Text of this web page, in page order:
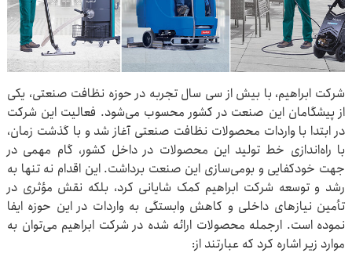
شرکت ابراهیم، با بیش از سی سال تجربه در حوزه نظافت صنعتی، یکی
از پیشگامان این صنعت در کشور محسوب می‌شود. فعالیت این شرکت
در ابتدا با واردات محصولات نظافت صنعتی آغاز شد و با گذشت زمان،
با راه‌اندازی خط تولید این محصولات در داخل کشور، گام مهمی در
جهت خودکفایی و بومی‌سازی این صنعت برداشت. این اقدام نه تنها به
رشد و توسعه شرکت ابراهیم کمک شایانی کرد، بلکه نقش مؤثری در
تأمین نیازهای داخلی و کاهش وابستگی به واردات در این حوزه ایفا
نموده است. ارجمله محصولات ارائه شده در شرکت ابراهیم می‌توان به
موارد زیر اشاره کرد که عبارتند از: